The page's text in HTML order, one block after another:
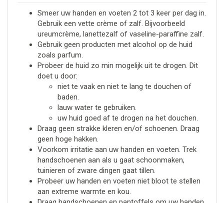
Smeer uw handen en voeten 2 tot 3 keer per dag in.
Gebruik een vette crème of zalf. Bijvoorbeeld
ureumcrème, lanettezalf of vaseline-paraffine zalf.
Gebruik geen producten met alcohol op de huid
zoals parfum.
Probeer de huid zo min mogelijk uit te drogen. Dit
doet u door:
niet te vaak en niet te lang te douchen of
baden.
lauw water te gebruiken.
uw huid goed af te drogen na het douchen.
Draag geen strakke kleren en/of schoenen. Draag
geen hoge hakken.
Voorkom irritatie aan uw handen en voeten. Trek
handschoenen aan als u gaat schoonmaken,
tuinieren of zware dingen gaat tillen.
Probeer uw handen en voeten niet bloot te stellen
aan extreme warmte en kou.